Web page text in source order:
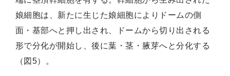
娘細胞は、新たに生じた娘細胞によりドームの側
面・基部へと押し出され、ドームから切り出される
形で分化が開始し、後に葉・茎・腋芽へと分化する
（図5）。